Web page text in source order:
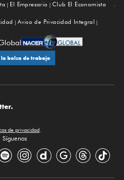
Subir
El Empresario
Club El Economista
Aviso de Privacidad Integral
la bolsa de trabajo
de privacidad
Síguenos